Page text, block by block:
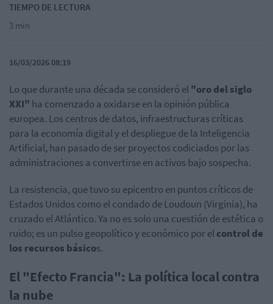
TIEMPO DE LECTURA
3 min
16/03/2026 08:19
Lo que durante una década se consideró el"oro del siglo
XXI" ha comenzado a oxidarse en la opinión pública
europea. Los centros de datos, infraestructuras críticas
para la economía digital y el despliegue de la Inteligencia
Artificial, han pasado de ser proyectos codiciados por las
administraciones a convertirse en activos bajo sospecha.
La resistencia, que tuvo su epicentro en puntos críticos de
Estados Unidos como el condado de Loudoun (Virginia), ha
cruzado el Atlántico. Ya no es solo una cuestión de estética o
ruido; es un pulso geopolítico y económico por elcontrol de
los recursos básicos.
El "Efecto Francia": La política local contra
la nube